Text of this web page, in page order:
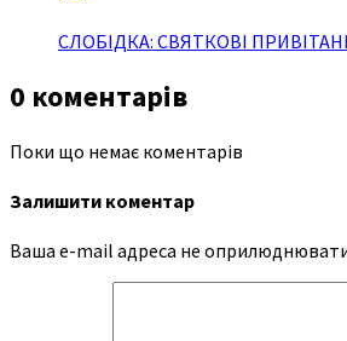
СЛОБІДКА: СВЯТКОВІ
0 коментарів
Поки що немає коментарів
Залишити коментар
Ваша e-mail адреса не